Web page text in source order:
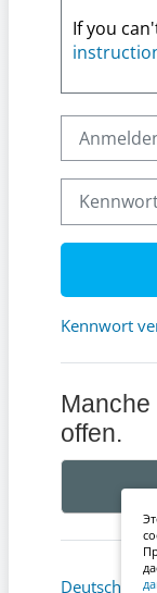
If you
Kennwort
offen.
Deutsch ‎(de)‎